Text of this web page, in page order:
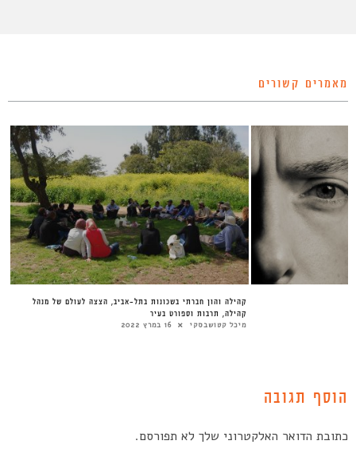
מאמרים קשורים
קהילה והון חברתי בשכונות בתל-אביב, הצצה לעולם של מנהל
קהילה, תרבות וספורט בעיר
מיכל קטושבסקי 16 במרץ 2022
הוסף תגובה
כתובת הדואר האלקטרוני שלך לא תפורסם.